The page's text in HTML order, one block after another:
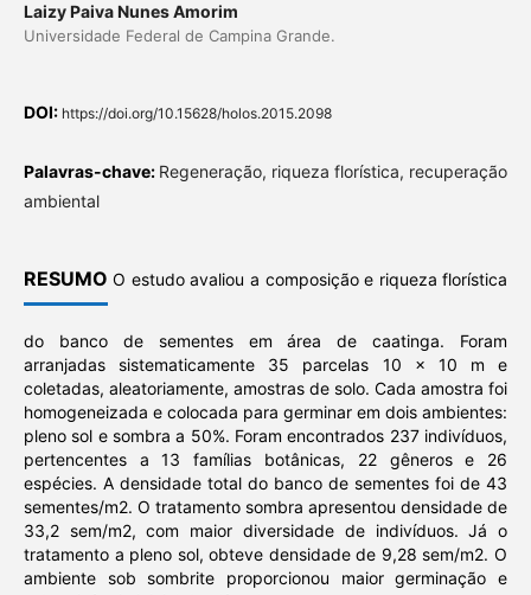
Laizy Paiva Nunes Amorim
Universidade Federal de Campina Grande.
DOI: https://doi.org/10.15628/holos.2015.2098
Palavras-chave: Regeneração, riqueza florística, recuperação
ambiental
RESUMO O estudo avaliou a composição e riqueza florística
do banco de sementes em área de caatinga. Foram
arranjadas sistematicamente 35 parcelas 10 x 10 m e
coletadas, aleatoriamente, amostras de solo. Cada amostra foi
homogeneizada e colocada para germinar em dois ambientes:
pleno sol e sombra a 50%. Foram encontrados 237 indivíduos,
pertencentes a 13 famílias botânicas, 22 gêneros e 26
espécies. A densidade total do banco de sementes foi de 43
sementes/m2. O tratamento sombra apresentou densidade de
33,2 sem/m2, com maior diversidade de indivíduos. Já o
tratamento a pleno sol, obteve densidade de 9,28 sem/m2. O
ambiente sob sombrite proporcionou maior germinação e